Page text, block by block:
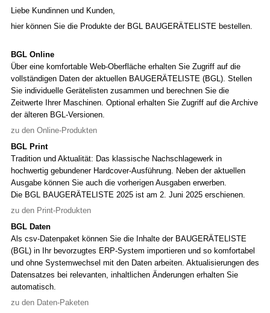
Liebe Kundinnen und Kunden,
hier können Sie die Produkte der BGL BAUGERÄTELISTE bestellen.
BGL Online
Über eine komfortable Web-Oberfläche erhalten Sie Zugriff auf die
vollständigen Daten der aktuellen BAUGERÄTELISTE (BGL). Stellen
Sie individuelle Gerätelisten zusammen und berechnen Sie die
Zeitwerte Ihrer Maschinen. Optional erhalten Sie Zugriff auf die Archive
der älteren BGL-Versionen.
zu den Online-Produkten
BGL Print
Tradition und Aktualität: Das klassische Nachschlagewerk in
hochwertig gebundener Hardcover-Ausführung. Neben der aktuellen
Ausgabe können Sie auch die vorherigen Ausgaben erwerben.
Die BGL BAUGERÄTELISTE 2025 ist am 2. Juni 2025 erschienen.
zu den Print-Produkten
BGL Daten
Als csv-Datenpaket können Sie die Inhalte der BAUGERÄTELISTE
(BGL) in Ihr bevorzugtes ERP-System importieren und so komfortabel
und ohne Systemwechsel mit den Daten arbeiten. Aktualisierungen des
Datensatzes bei relevanten, inhaltlichen Änderungen erhalten Sie
automatisch.
zu den Daten-Paketen